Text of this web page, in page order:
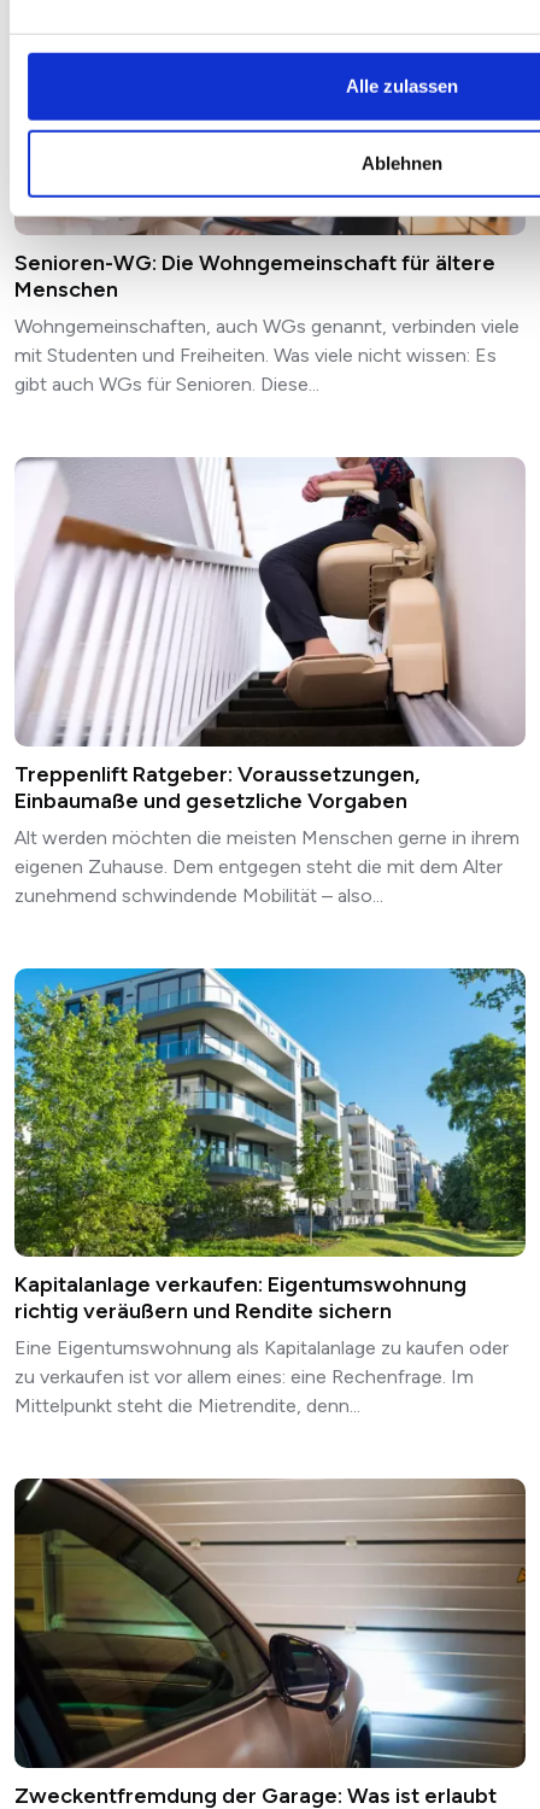
Alle zulassen
Ablehnen
Senioren-WG: Die Wohngemeinschaft für ältere
Menschen
Wohngemeinschaften, auch WGs genannt, verbinden viele
mit Studenten und Freiheiten. Was viele nicht wissen: Es
gibt auch WGs für Senioren. Diese...
Treppenlift Ratgeber: Voraussetzungen,
Einbaumaße und gesetzliche Vorgaben
Alt werden möchten die meisten Menschen gerne in ihrem
eigenen Zuhause. Dem entgegen steht die mit dem Alter
zunehmend schwindende Mobilität – also...
Kapitalanlage verkaufen: Eigentumswohnung
richtig veräußern und Rendite sichern
Eine Eigentumswohnung als Kapitalanlage zu kaufen oder
zu verkaufen ist vor allem eines: eine Rechenfrage. Im
Mittelpunkt steht die Mietrendite, denn...
Zweckentfremdung der Garage: Was ist erlaubt